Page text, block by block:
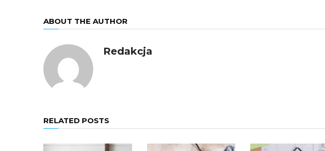
ABOUT THE AUTHOR
Redakcja
RELATED POSTS